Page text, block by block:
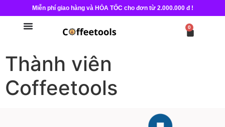
Miễn phí giao hàng và HỎA TỐC cho đơn từ 2.000.000 đ !
0
Thành viên
Coffeetools